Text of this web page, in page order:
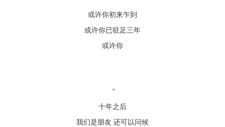
或许你初来乍到
或许你已驻足三年
或许你
“
十年之后
我们是朋友 还可以问候